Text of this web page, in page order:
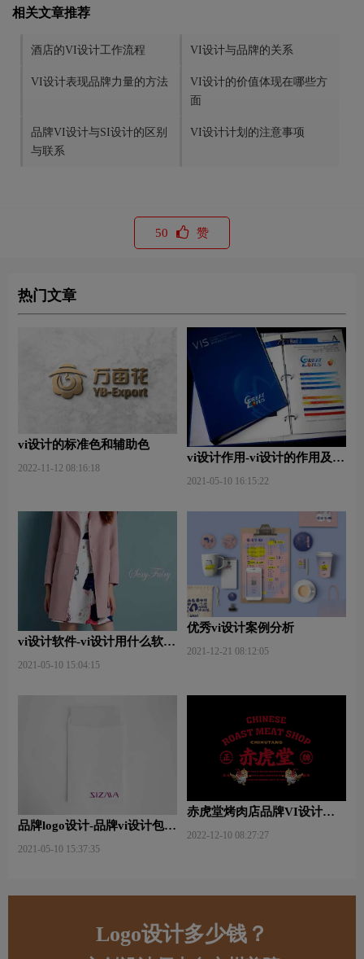
相关文章推荐
酒店的VI设计工作流程 VI设计与品牌的关系
VI设计表现品牌力量的方法
VI设计的价值体现在哪些方
面
品牌VI设计与SI设计的区别
与联系
VI设计计划的注意事项
50 赞
热门文章
vi设计的标准色和辅助色
2022-11-12 08:16:18
vi设计作用-vi设计的作用及意
2021-05-10 16:15:22
vi设计软件-vi设计用什么软件
2021-05-10 15:04:15
优秀vi设计案例分析
2021-12-21 08:12:05
品牌logo设计-品牌vi设计包括
2021-05-10 15:37:35
赤虎堂烤肉店品牌VI设计赏
2022-12-10 08:27:27
Logo设计多少钱？